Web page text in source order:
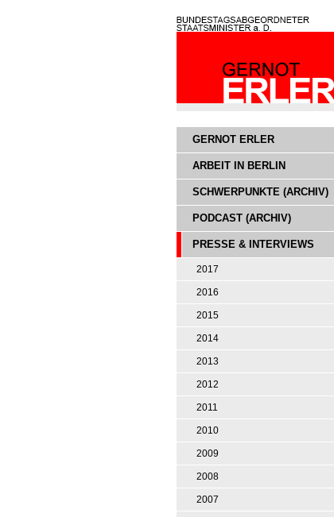
GERNOT ERLER
ARBEIT IN BERLIN
SCHWERPUNKTE (ARCHIV)
PODCAST (ARCHIV)
PRESSE & INTERVIEWS
2017
2016
2015
2014
2013
2012
2011
2010
2009
2008
2007